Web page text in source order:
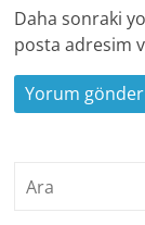
Daha sonraki
posta adresim